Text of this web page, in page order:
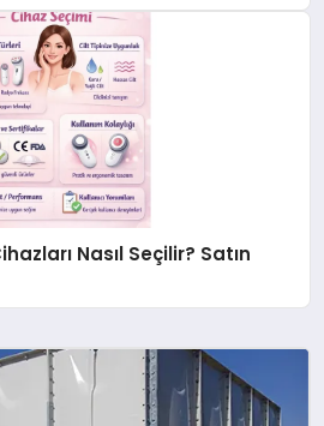
Nasıl Seçilir? Satın